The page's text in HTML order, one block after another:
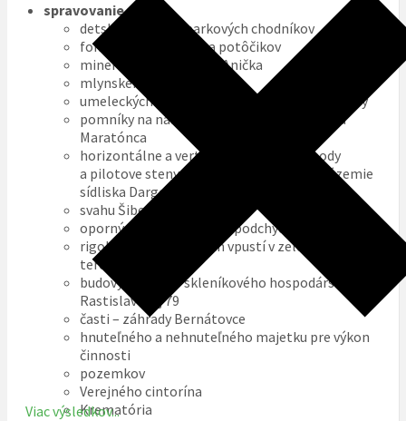
Viac výsledkov...
spravovanie:
detských ihrísk a parkových chodníkov
fontán, vodotryskov a potôčikov
minerálneho prameňa Anička
mlynského náhonu
umeleckých diel osadených v zeleni, zvonkohry
pomníky na námestí Osloboditeľov a socha
Maratónca
horizontálne a vertikálne vrty, pevné body
a pilotove steny podmieňujúce stabilitu územie
sídliska Dargovských hrdinov
svahu Šibená hora
oporných múrov v zeleni podchycujúcich terén
rigolov a kanalizačných vpustí v zeleni odvodňujúce
terén
budovy a stavieb skleníkového hospodárstva na
Rastislavovej 79
časti – záhrady Bernátovce
hnuteľného a nehnuteľného majetku pre výkon
činnosti
pozemkov
Verejného cintorína
Krematória